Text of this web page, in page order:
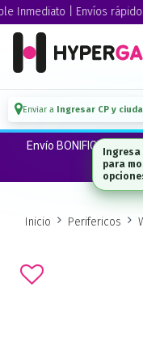
| Envíos rápidos
Enviar a Ingresar CP y
Envío BONIFICADO a
Inicio Perifericos
Ingresa
para